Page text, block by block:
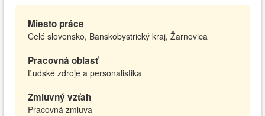
Miesto práce
Celé slovensko, Banskobystrický kraj, Žarnovica
Pracovná oblasť
Ľudské zdroje a personalistika
Zmluvný vzťah
Pracovná zmluva